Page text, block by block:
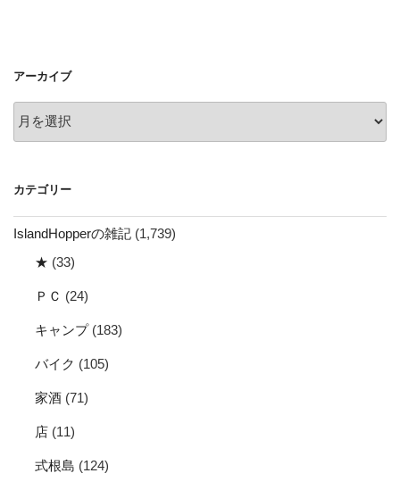
ン
アーカイブ
ー
ブ
カテゴリー
IslandHopperの雑記 (1,739)
★ (33)
ＰＣ (24)
キャンプ(183)
バイク (105)
家酒 (71)
店 (11)
式根島 (124)